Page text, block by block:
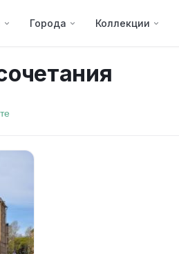
Города Коллекции